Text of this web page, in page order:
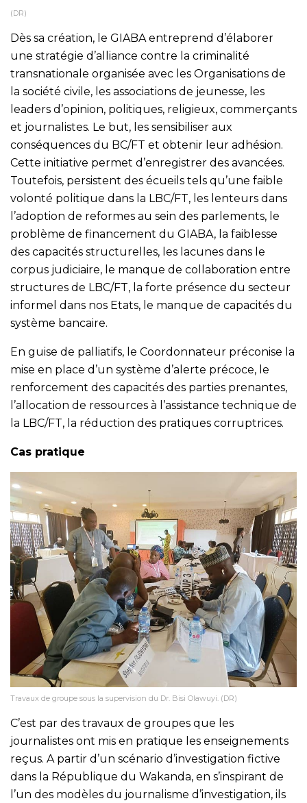
(DR)
Dès sa création, le GIABA entreprend d’élaborer
une stratégie d’alliance contre la criminalité
transnationale organisée avec les Organisations de
la société civile, les associations de jeunesse, les
leaders d’opinion, politiques, religieux, commerçants
et journalistes. Le but, les sensibiliser aux
conséquences du BC/FT et obtenir leur adhésion.
Cette initiative permet d’enregistrer des avancées.
Toutefois, persistent des écueils tels qu’une faible
volonté politique dans la LBC/FT, les lenteurs dans
l’adoption de reformes au sein des parlements, le
problème de financement du GIABA, la faiblesse
des capacités structurelles, les lacunes dans le
corpus judiciaire, le manque de collaboration entre
structures de LBC/FT, la forte présence du secteur
informel dans nos Etats, le manque de capacités du
système bancaire.
En guise de palliatifs, le Coordonnateur préconise la
mise en place d’un système d’alerte précoce, le
renforcement des capacités des parties prenantes,
l’allocation de ressources à l’assistance technique de
la LBC/FT, la réduction des pratiques corruptrices.
Cas pratique
Travaux de groupe sous la supervision du Dr. Bisi Olawuyi. (DR)
C’est par des travaux de groupes que les
journalistes ont mis en pratique les enseignements
reçus. A partir d’un scénario d’investigation fictive
dans la République du Wakanda, en s’inspirant de
l’un des modèles du journalisme d’investigation, ils